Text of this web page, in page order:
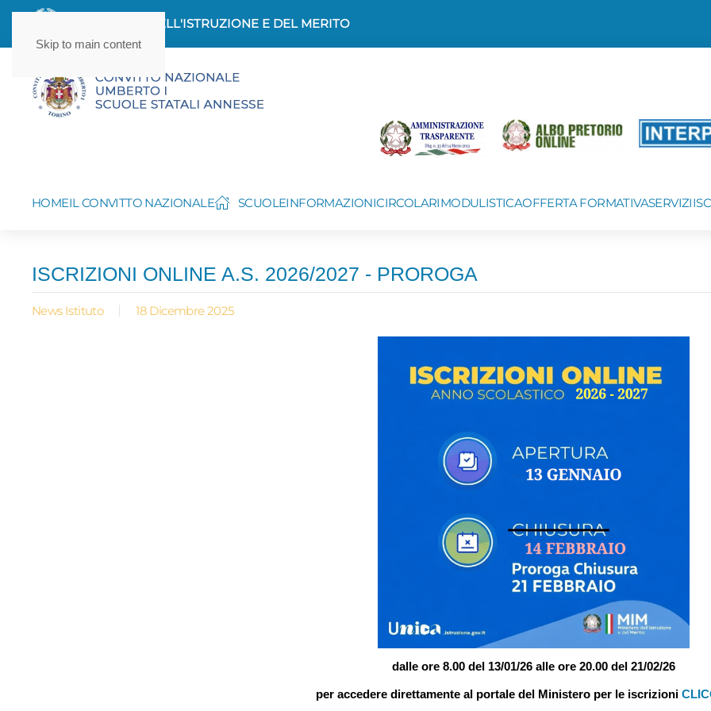
Skip to main content
MINISTERO DELL'ISTRUZIONE E DEL MERITO
HOMEIL CONVITTO NAZIONALE SCUOLEINFORMAZIONICIRCOLARIMODULISTICAOFFERTA FORMATIVASERVIZI
ISCRIZIONI ONLINE A.S. 2026/2027 - PROROGA
News Istituto 18 Dicembre 2025
dalle ore 8.00 del 13/01/26 alle ore 20.00 del 21/02/26
per accedere direttamente al portale del Ministero per le iscrizioni